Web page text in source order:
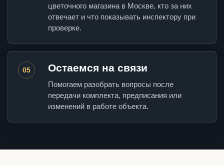
цветочного магазина в Москве, кто за них
отвечает и что показывать инспектору при
проверке.
05 Остаемся на связи
Помогаем разобрать вопросы после
передачи комплекта, предписания или
изменений в работе объекта.